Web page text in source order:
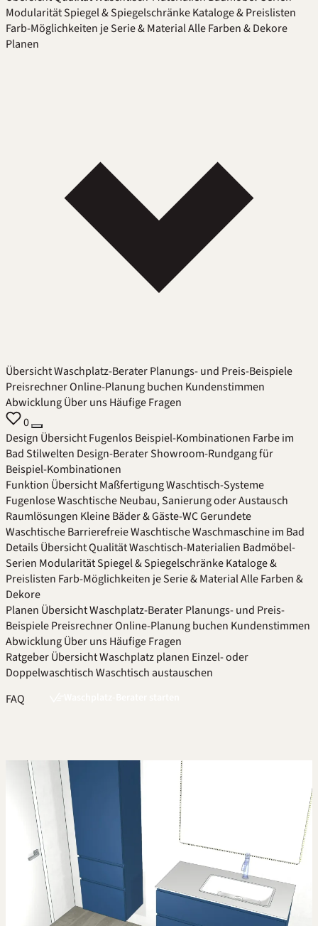
ModularitätSpiegel & SpiegelschränkeKataloge & Preislisten
Farb-Möglichkeiten je Serie & MaterialAlle Farben & Dekore
Planen
ÜbersichtWaschplatz-BeraterPlanungs- und Preis-Beispiele
PreisrechnerOnline-Planung buchen Kundenstimmen
AbwicklungÜber unsHäufige Fragen
0
Design ÜbersichtFugenlosBeispiel-Kombinationen Farbe im
BadStilwelten Design-BeraterShowroom-Rundgang für
Beispiel-Kombinationen
Funktion ÜbersichtMaßfertigungWaschtisch-Systeme
Fugenlose WaschtischeNeubau, Sanierung oder Austausch
Raumlösungen Kleine Bäder & Gäste-WCGerundete
WaschtischeBarrierefreie WaschtischeWaschmaschine im Bad
DetailsÜbersichtQualitätWaschtisch-Materialien Badmöbel-
Serien ModularitätSpiegel & SpiegelschränkeKataloge &
Preislisten Farb-Möglichkeiten je Serie & MaterialAlle Farben &
Dekore
Planen ÜbersichtWaschplatz-BeraterPlanungs- und Preis-
BeispielePreisrechnerOnline-Planung buchen Kundenstimmen
AbwicklungÜber unsHäufige Fragen
RatgeberÜbersichtWaschplatz planen Einzel- oder
DoppelwaschtischWaschtisch austauschen
FAQ